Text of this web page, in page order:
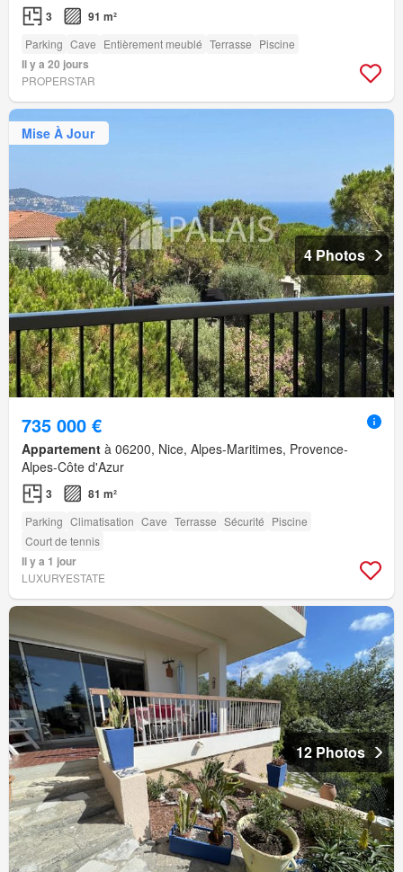
3 91 m²
Parking Cave Entièrement meublé Terrasse Piscine
Il y a 20 jours
PROPERSTAR
Mise À Jour
4 Photos
735 000 €
Appartement à 06200, Nice, Alpes-Maritimes, Provence-
Alpes-Côte d'Azur
3 81 m²
Parking Climatisation Cave Terrasse Sécurité Piscine
Court de tennis
Il y a 1 jour
LUXURYESTATE
12 Photos